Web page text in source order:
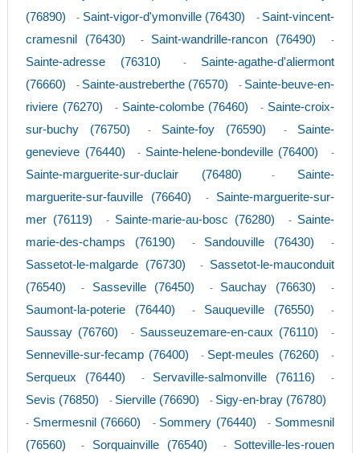
(76890)
- Saint-vigor-d'ymonville (76430) - Saint-vincent-
cramesnil (76430)
- Saint-wandrille-rancon (76490) -
Sainte-adresse (76310) - Sainte-agathe-d'aliermont
(76660)
- Sainte-austreberthe (76570) - Sainte-beuve-en-
riviere (76270)
- Sainte-colombe (76460) - Sainte-croix-
sur-buchy (76750)
- Sainte-foy (76590) - Sainte-
genevieve (76440)
- Sainte-helene-bondeville (76400) -
Sainte-marguerite-sur-duclair (76480) - Sainte-
marguerite-sur-fauville (76640)
- Sainte-marguerite-sur-
mer (76119)
- Sainte-marie-au-bosc (76280) - Sainte-
marie-des-champs (76190)
- Sandouville (76430) -
Sassetot-le-malgarde (76730) - Sassetot-le-mauconduit
(76540)
- Sasseville (76450) - Sauchay (76630) -
Saumont-la-poterie (76440) - Sauqueville (76550) -
Saussay (76760) - Sausseuzemare-en-caux (76110) -
Senneville-sur-fecamp (76400) - Sept-meules (76260) -
Serqueux (76440) - Servaville-salmonville (76116) -
Sevis (76850) - Sierville (76690) - Sigy-en-bray (76780)
- Smermesnil (76660) - Sommery (76440) - Sommesnil
(76560)
- Sorquainville (76540) - Sotteville-les-rouen